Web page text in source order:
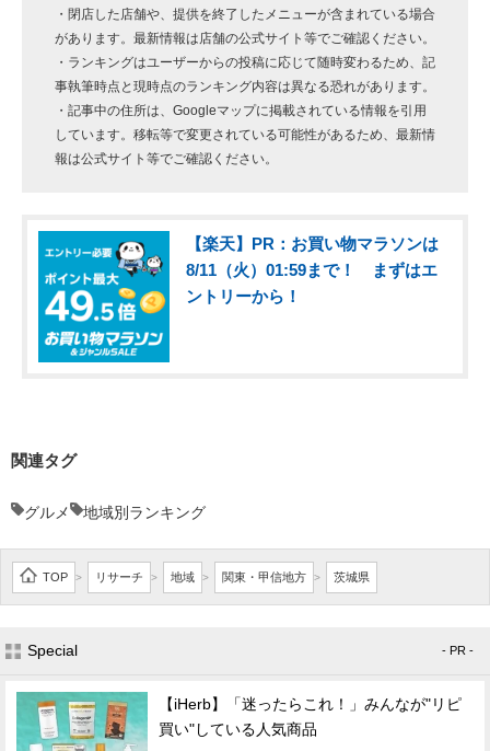
・閉店した店舗や、提供を終了したメニューが含まれている場合
があります。最新情報は店舗の公式サイト等でご確認ください。
・ランキングはユーザーからの投稿に応じて随時変わるため、記
事執筆時点と現時点のランキング内容は異なる恐れがあります。
・記事中の住所は、Googleマップに掲載されている情報を引用
しています。移転等で変更されている可能性があるため、最新情
報は公式サイト等でご確認ください。
【楽天】PR：お買い物マラソンは
8/11（火）01:59まで！ まずはエ
ントリーから！
関連タグ
グルメ 地域別ランキング
TOP > リサーチ > 地域 > 関東・甲信地方 > 茨城県
Special - PR -
【iHerb】「迷ったらこれ！」みんなが"リピ
買い"している人気商品